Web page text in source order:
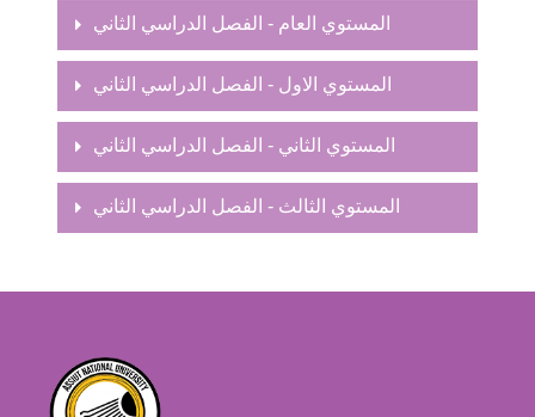
المستوي العام - الفصل الدراسي الثاني
المستوي الاول - الفصل الدراسي الثاني
المستوي الثاني - الفصل الدراسي الثاني
المستوي الثالث - الفصل الدراسي الثاني